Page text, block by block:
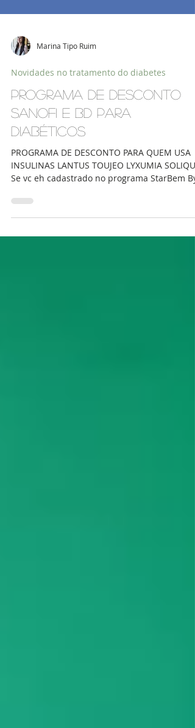
Marina Tipo Ruim
Novidades no tratamento do diabetes
Programa de Desconto
diabéticos
PROGRAMA DE DESCONTO PARA QUEM USA
INSULINAS LANTUS TOUJEO LYXUMIA SOLIQUA
Viva vc terá: 50%...